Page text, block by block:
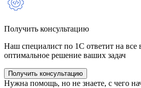
Получить консультацию
Наш специалист по 1С ответит на все
оптимальное решение ваших задач
Получить консультацию
Нужна помощь, но не знаете, с чего